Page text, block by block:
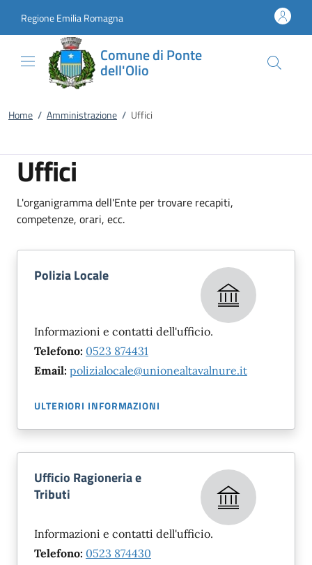
Regione Emilia Romagna
Comune di Ponte
dell'Olio
Home / Amministrazione / Uffici
Uffici
L'organigramma dell'Ente per trovare recapiti,
competenze, orari, ecc.
Polizia Locale
Informazioni e contatti dell'ufficio.
Telefono: 0523 874431
Email: polizialocale@unionealtavalnure.it
ULTERIORI INFORMAZIONI
Ufficio Ragioneria e
Tributi
Informazioni e contatti dell'ufficio.
Telefono: 0523 874430